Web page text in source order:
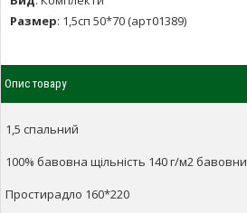
Размер: 1,5сп 50*70 (арт01389)
Опис товару
1,5 спальний
100% бавовна щільність 140 г/м2 бавовни
Простирадло 160*220